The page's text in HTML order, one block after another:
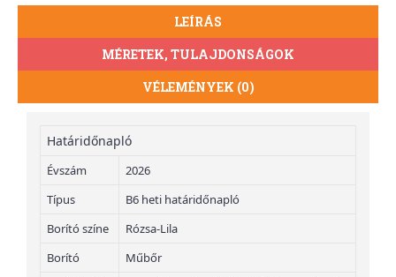
LEÍRÁS
MÉRETEK, TULAJDONSÁGOK
VÉLEMÉNYEK (0)
Határidőnapló
Évszám
2026
Típus
B6 heti határidőnapló
Borító színe
Rózsa-Lila
Borító
Műbőr